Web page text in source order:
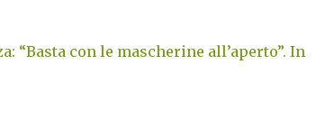
“Basta con le mascherine all’aperto”. In